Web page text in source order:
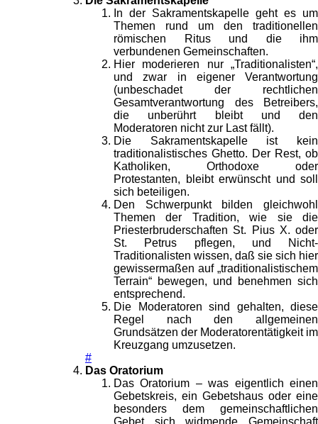
In der Sakramentskapelle geht es um
Themen rund um den traditionellen
römischen Ritus und die ihm
verbundenen Gemeinschaften.
Hier moderieren nur „Traditionalisten“,
und zwar in eigener Verantwortung
(unbeschadet der rechtlichen
Gesamtverantwortung des Betreibers,
die unberührt bleibt und den
Moderatoren nicht zur Last fällt).
Die Sakramentskapelle ist kein
traditionalistisches Ghetto. Der Rest, ob
Katholiken, Orthodoxe oder
Protestanten, bleibt erwünscht und soll
sich beteiligen.
Den Schwerpunkt bilden gleichwohl
Themen der Tradition, wie sie die
Priesterbruderschaften St. Pius X. oder
St. Petrus pflegen, und Nicht-
Traditionalisten wissen, daß sie sich hier
gewissermaßen auf „traditionalistischem
Terrain“ bewegen, und benehmen sich
entsprechend.
Die Moderatoren sind gehalten, diese
Regel nach den allgemeinen
Grundsätzen der Moderatorentätigkeit im
Kreuzgang umzusetzen.
#
Das Oratorium
Das Oratorium – was eigentlich einen
Gebetskreis, ein Gebetshaus oder eine
besonders dem gemeinschaftlichen